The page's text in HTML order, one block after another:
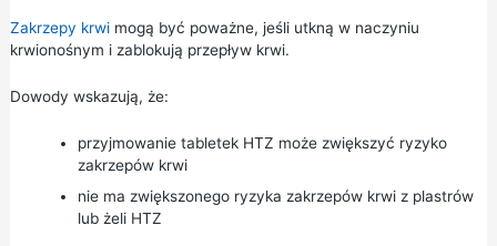
Zakrzepy krwimogą być poważne, jeśli utkną w naczyniu
krwionośnym i zablokują przepływ krwi.
Dowody wskazują, że:
przyjmowanie tabletek HTZ może zwiększyć ryzyko
zakrzepów krwi
nie ma zwiększonego ryzyka zakrzepów krwi z plastrów
lub żeli HTZ